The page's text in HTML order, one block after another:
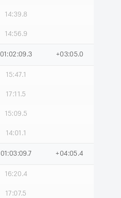
14:39.8
14:56.9
01:02:09.3 +03:05.0
15:47.1
17:11.5
15:09.5
14:01.1
01:03:09.7 +04:05.4
16:20.4
17:07.5